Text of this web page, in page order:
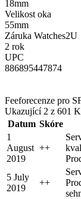
18mm
Velikost oka
55mm
Záruka Watches2U
2 rok
UPC
886895447874
Feeforecenze pro
Ukazující 2 z 601
Datum Skóre
1
August
2019
++
5 July
2019
++